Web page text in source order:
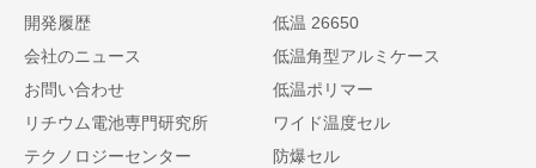
開発履歴
会社のニュース
お問い合わせ
リチウム電池専門研究所
テクノロジーセンター
低温 26650
低温角型アルミケース
低温ポリマー
ワイド温度セル
防爆セル